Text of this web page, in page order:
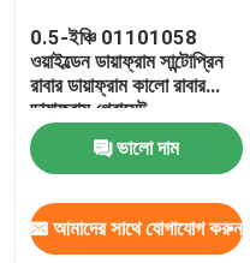
ইন্ডাস্ট্রিয়াল ইমপলস ভালভ
0.5-ইঞ্চি 01101058
ওয়াইল্ডেন ডায়াফ্রাম সান্টোপ্রিন
রাবার ডায়াফ্রাম কালো রাবার
ডায়াফ্রাম গ্রোমেট
ভালো দাম
আমাদের সাথে যোগাযোগ করুন